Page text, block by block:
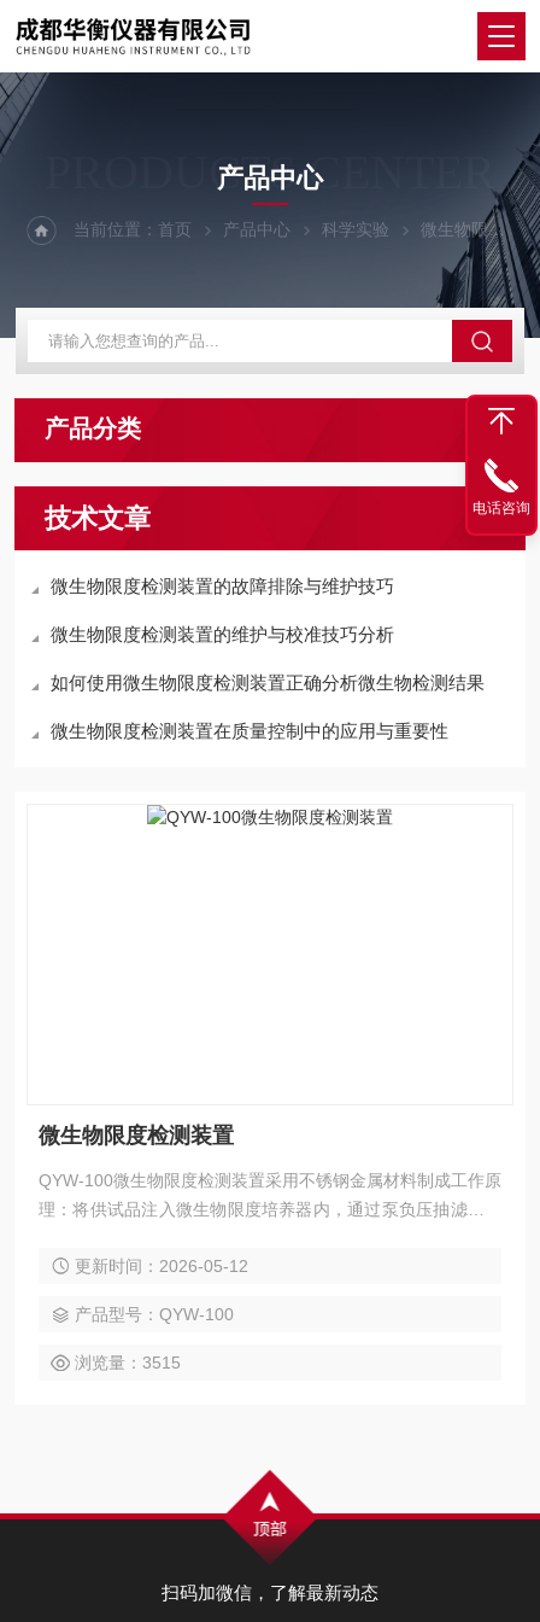
PRODUCTS CENTER
产品中心
当前位置：首页 产品中心 科学实验 微生物限度检测装置
产品分类
技术文章
微生物限度检测装置的故障排除与维护技巧
微生物限度检测装置的维护与校准技巧分析
如何使用微生物限度检测装置正确分析微生物检测结果
微生物限度检测装置在质量控制中的应用与重要性
微生物限度检测装置
QYW-100微生物限度检测装置采用不锈钢金属材料制成工作原
理：将供试品注入微生物限度培养器内，通过泵负压抽滤，将
置好的固体培养基上，菌面朝上，平贴。盖上盖子形成封闭的
更新时间：2026-05-12
产品型号：QYW-100
浏览量：3515
扫码加微信，了解最新动态
电话咨询